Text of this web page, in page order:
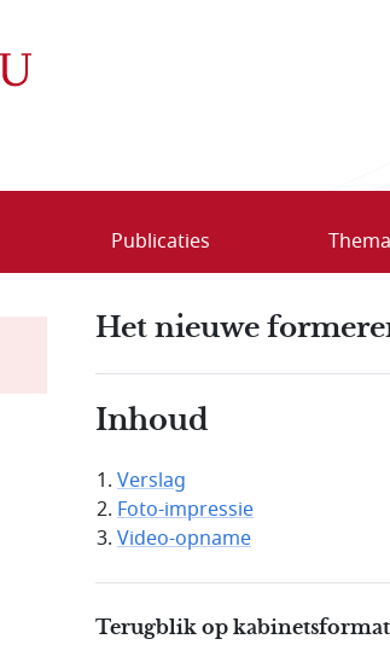
Publicaties
Het nieuwe
Inhoud
Verslag
Foto-impressie
Video-opname
Terugblik op